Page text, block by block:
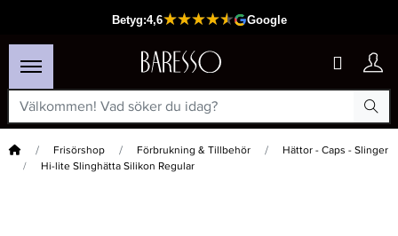
Hem Frisörshop Förbrukning & Tillbehör
Hättor - Caps - Slinger
Hi-lite Slinghätta Silikon Regular